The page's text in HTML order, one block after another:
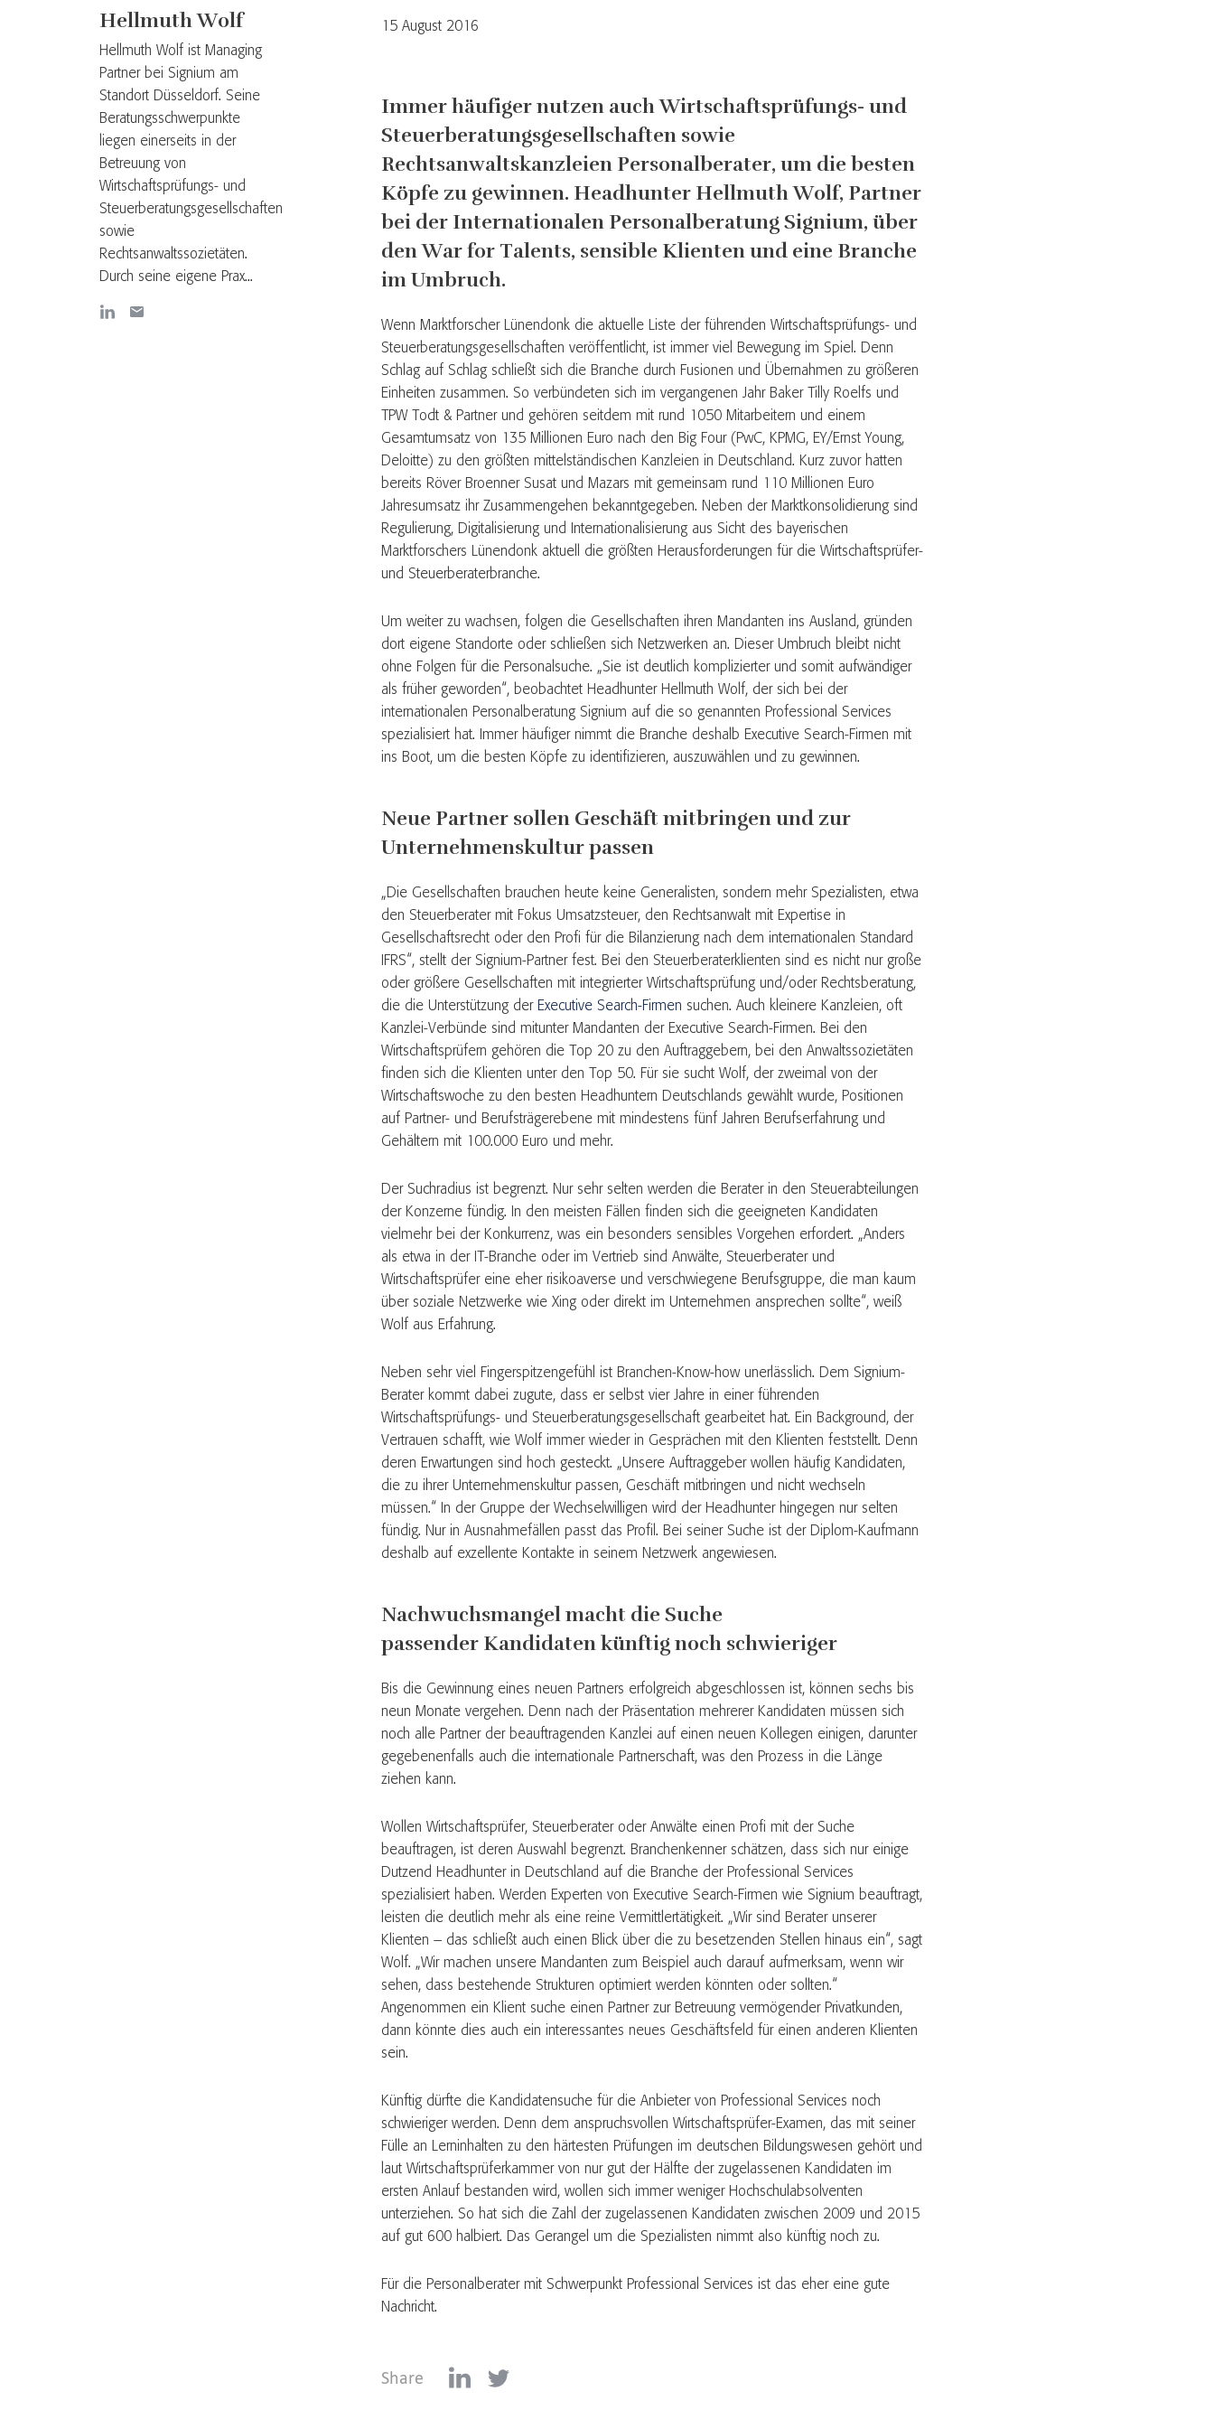
Hellmuth Wolf
Hellmuth Wolf ist Managing
Partner bei Signium am
Standort Düsseldorf. Seine
Beratungsschwerpunkte
liegen einerseits in der
Betreuung von
Wirtschaftsprüfungs- und
Steuerberatungsgesellschaften
sowie
Rechtsanwaltssozietäten.
Durch seine eigene Prax...
15 August 2016
Immer häufiger nutzen auch Wirtschaftsprüfungs- und
Steuerberatungsgesellschaften sowie
Rechtsanwaltskanzleien Personalberater, um die besten
Köpfe zu gewinnen. Headhunter Hellmuth Wolf, Partner
bei der Internationalen Personalberatung Signium, über
den War for Talents, sensible Klienten und eine Branche
im Umbruch.
Wenn Marktforscher Lünendonk die aktuelle Liste der führenden Wirtschaftsprüfungs- und
Steuerberatungsgesellschaften veröffentlicht, ist immer viel Bewegung im Spiel. Denn
Schlag auf Schlag schließt sich die Branche durch Fusionen und Übernahmen zu größeren
Einheiten zusammen. So verbündeten sich im vergangenen Jahr Baker Tilly Roelfs und
TPW Todt & Partner und gehören seitdem mit rund 1050 Mitarbeitern und einem
Gesamtumsatz von 135 Millionen Euro nach den Big Four (PwC, KPMG, EY/Ernst Young,
Deloitte) zu den größten mittelständischen Kanzleien in Deutschland. Kurz zuvor hatten
bereits Röver Broenner Susat und Mazars mit gemeinsam rund 110 Millionen Euro
Jahresumsatz ihr Zusammengehen bekanntgegeben. Neben der Marktkonsolidierung sind
Regulierung, Digitalisierung und Internationalisierung aus Sicht des bayerischen
Marktforschers Lünendonk aktuell die größten Herausforderungen für die Wirtschaftsprüfer-
und Steuerberaterbranche.
Um weiter zu wachsen, folgen die Gesellschaften ihren Mandanten ins Ausland, gründen
dort eigene Standorte oder schließen sich Netzwerken an. Dieser Umbruch bleibt nicht
ohne Folgen für die Personalsuche. „Sie ist deutlich komplizierter und somit aufwändiger
als früher geworden“, beobachtet Headhunter Hellmuth Wolf, der sich bei der
internationalen Personalberatung Signium auf die so genannten Professional Services
spezialisiert hat. Immer häufiger nimmt die Branche deshalb Executive Search-Firmen mit
ins Boot, um die besten Köpfe zu identifizieren, auszuwählen und zu gewinnen.
Neue Partner sollen Geschäft mitbringen und zur
Unternehmenskultur passen
„Die Gesellschaften brauchen heute keine Generalisten, sondern mehr Spezialisten, etwa
den Steuerberater mit Fokus Umsatzsteuer, den Rechtsanwalt mit Expertise in
Gesellschaftsrecht oder den Profi für die Bilanzierung nach dem internationalen Standard
IFRS“, stellt der Signium-Partner fest. Bei den Steuerberaterklienten sind es nicht nur große
oder größere Gesellschaften mit integrierter Wirtschaftsprüfung und/oder Rechtsberatung,
die die Unterstützung der Executive Search-Firmen suchen. Auch kleinere Kanzleien, oft
Kanzlei-Verbünde sind mitunter Mandanten der Executive Search-Firmen. Bei den
Wirtschaftsprüfern gehören die Top 20 zu den Auftraggebern, bei den Anwaltssozietäten
finden sich die Klienten unter den Top 50. Für sie sucht Wolf, der zweimal von der
Wirtschaftswoche zu den besten Headhuntern Deutschlands gewählt wurde, Positionen
auf Partner- und Berufsträgerebene mit mindestens fünf Jahren Berufserfahrung und
Gehältern mit 100.000 Euro und mehr.
Der Suchradius ist begrenzt. Nur sehr selten werden die Berater in den Steuerabteilungen
der Konzerne fündig. In den meisten Fällen finden sich die geeigneten Kandidaten
vielmehr bei der Konkurrenz, was ein besonders sensibles Vorgehen erfordert. „Anders
als etwa in der IT-Branche oder im Vertrieb sind Anwälte, Steuerberater und
Wirtschaftsprüfer eine eher risikoaverse und verschwiegene Berufsgruppe, die man kaum
über soziale Netzwerke wie Xing oder direkt im Unternehmen ansprechen sollte“, weiß
Wolf aus Erfahrung.
Neben sehr viel Fingerspitzengefühl ist Branchen-Know-how unerlässlich. Dem Signium-
Berater kommt dabei zugute, dass er selbst vier Jahre in einer führenden
Wirtschaftsprüfungs- und Steuerberatungsgesellschaft gearbeitet hat. Ein Background, der
Vertrauen schafft, wie Wolf immer wieder in Gesprächen mit den Klienten feststellt. Denn
deren Erwartungen sind hoch gesteckt. „Unsere Auftraggeber wollen häufig Kandidaten,
die zu ihrer Unternehmenskultur passen, Geschäft mitbringen und nicht wechseln
müssen.“ In der Gruppe der Wechselwilligen wird der Headhunter hingegen nur selten
fündig. Nur in Ausnahmefällen passt das Profil. Bei seiner Suche ist der Diplom-Kaufmann
deshalb auf exzellente Kontakte in seinem Netzwerk angewiesen.
Nachwuchsmangel macht die Suche
passender Kandidaten künftig noch schwieriger
Bis die Gewinnung eines neuen Partners erfolgreich abgeschlossen ist, können sechs bis
neun Monate vergehen. Denn nach der Präsentation mehrerer Kandidaten müssen sich
noch alle Partner der beauftragenden Kanzlei auf einen neuen Kollegen einigen, darunter
gegebenenfalls auch die internationale Partnerschaft, was den Prozess in die Länge
ziehen kann.
Wollen Wirtschaftsprüfer, Steuerberater oder Anwälte einen Profi mit der Suche
beauftragen, ist deren Auswahl begrenzt. Branchenkenner schätzen, dass sich nur einige
Dutzend Headhunter in Deutschland auf die Branche der Professional Services
spezialisiert haben. Werden Experten von Executive Search-Firmen wie Signium beauftragt,
leisten die deutlich mehr als eine reine Vermittlertätigkeit. „Wir sind Berater unserer
Klienten – das schließt auch einen Blick über die zu besetzenden Stellen hinaus ein“, sagt
Wolf. „Wir machen unsere Mandanten zum Beispiel auch darauf aufmerksam, wenn wir
sehen, dass bestehende Strukturen optimiert werden könnten oder sollten.“
Angenommen ein Klient suche einen Partner zur Betreuung vermögender Privatkunden,
dann könnte dies auch ein interessantes neues Geschäftsfeld für einen anderen Klienten
sein.
Künftig dürfte die Kandidatensuche für die Anbieter von Professional Services noch
schwieriger werden. Denn dem anspruchsvollen Wirtschaftsprüfer-Examen, das mit seiner
Fülle an Lerninhalten zu den härtesten Prüfungen im deutschen Bildungswesen gehört und
laut Wirtschaftsprüferkammer von nur gut der Hälfte der zugelassenen Kandidaten im
ersten Anlauf bestanden wird, wollen sich immer weniger Hochschulabsolventen
unterziehen. So hat sich die Zahl der zugelassenen Kandidaten zwischen 2009 und 2015
auf gut 600 halbiert. Das Gerangel um die Spezialisten nimmt also künftig noch zu.
Für die Personalberater mit Schwerpunkt Professional Services ist das eher eine gute
Nachricht.
Share